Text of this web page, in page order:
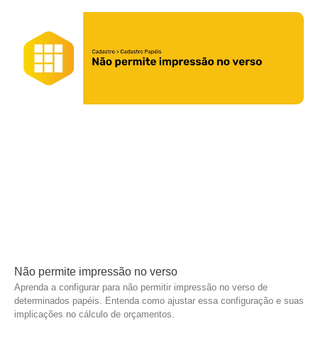
Não permite impressão no verso
Aprenda a configurar para não permitir impressão no verso de
determinados papéis. Entenda como ajustar essa configuração e suas
implicações no cálculo de orçamentos.